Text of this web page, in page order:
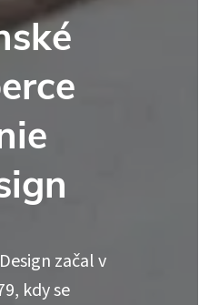
začal v
kdy se